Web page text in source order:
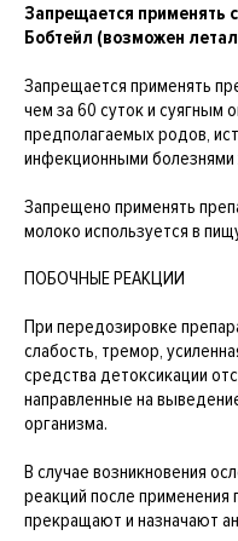
Запрещается применять
Бобтейл (возможен
Запрещается применять
чем за 60 суток и суягным
предполагаемых родов,
инфекционными
Запрещено применять
молоко используется в
ПОБОЧНЫЕ РЕАКЦИИ
При передозировке
слабость, тремор,
средства детоксикации
направленные на
организма.
В случае возникновения
реакций после применения
прекращают и назначают